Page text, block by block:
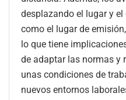
desplazando el lugar y
como el lugar de
lo que tiene
de adaptar las normas y
unas condiciones de
nuevos entornos